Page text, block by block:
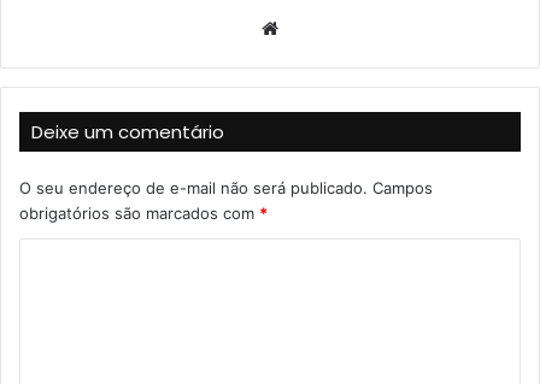
b
s
e
Deixe um comentário
O seu endereço de e-mail não será publicado. Campos
obrigatórios são marcados com *